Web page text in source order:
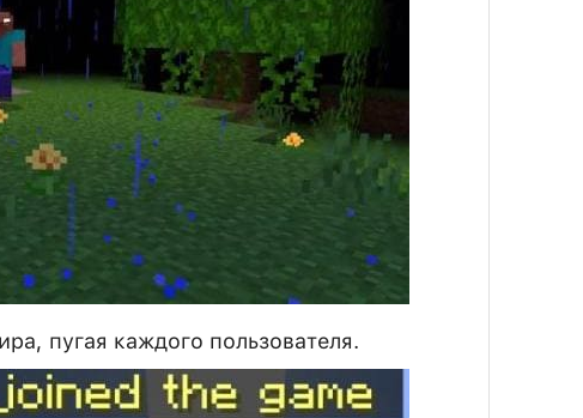
пугая каждого пользователя.